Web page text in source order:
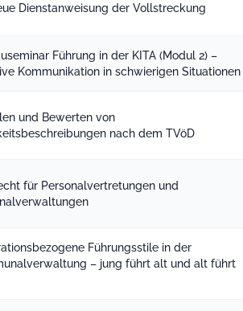
Dienstanweisung der Vollstreckung
Führung in der KITA (Modul 2) –
Kommunikation in schwierigen Situationen
und Bewerten von
nach dem TVöD
für Personalvertretungen und
Führungsstile in der
– jung führt alt und alt führt